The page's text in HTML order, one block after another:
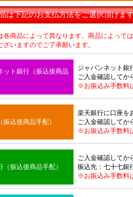
は下記のお支払方法をご選択頂けま
商品によって異なります。商品によって
いますのでご了承願います。
ット銀行（振込後商品
ジャパンネット銀
ご入金確認してか
※お振込み手数料
振込後商品手配）
楽天銀行に口座を
ご入金確認してか
※お振込み手数料
（振込後商品手配）
ご入金確認してか
振込先：七十七銀
※お振込み手数料